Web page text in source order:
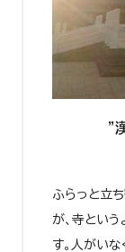
"
ふらっと立
が、寺とい
す。人がい